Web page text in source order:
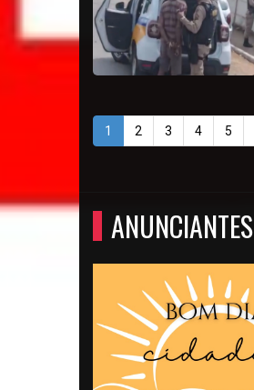
1 2 3 4 5
ANUNCIANTES